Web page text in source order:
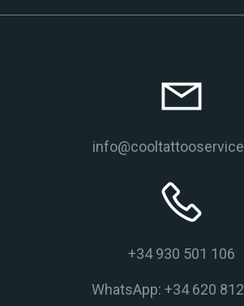
+34 930 501 106
WhatsApp: +34 620